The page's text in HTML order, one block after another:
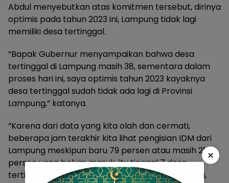
Abdul menyebutkan atas komitmen tersebut, dirinya
optimis pada tahun 2023 ini, Lampung tidak lagi
memiliki desa tertinggal.
“Bapak Gubernur menyampaikan bahwa desa
tertinggal di Lampung masih 38, sementara dalam
proses hari ini, saya optimis tahun 2023 kayaknya
desa tertinggal sudah tidak ada lagi di Provinsi
Lampung,” katanya.
“Karena dari data yang kita olah dan cermati,
beberapa jam terakhir kita lihat pengisian IDM dari
Lampung meskipun baru 79 persen atau masih 21
persen yang belum masuk, itu tinggal 7 desa
tertinggal. Mudah-mudahan sisanya 21 persen itu,
×